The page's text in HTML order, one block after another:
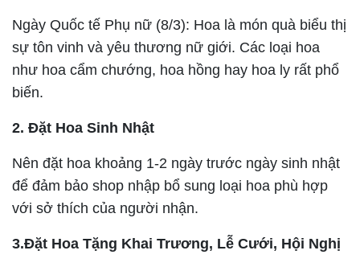
Ngày Quốc tế Phụ nữ (8/3): Hoa là món quà biểu thị
sự tôn vinh và yêu thương nữ giới. Các loại hoa
như hoa cẩm chướng, hoa hồng hay hoa ly rất phổ
biến.
2. Đặt Hoa Sinh Nhật
Nên đặt hoa khoảng 1-2 ngày trước ngày sinh nhật
để đảm bảo shop nhập bổ sung loại hoa phù hợp
với sở thích của người nhận.
3.Đặt Hoa Tặng Khai Trương, Lễ Cưới, Hội Nghị